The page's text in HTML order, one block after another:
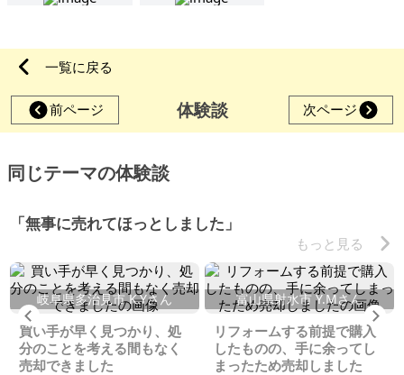
一覧に戻る
前ページ 体験談 次ページ
同じテーマの体験談
「無事に売れてほっとしました」
もっと見る
Previous
岐阜県多治見市 K.Yさん
買い手が早く見つかり、処
分のことを考える間もなく
売却できました
富山県射水市 Y.Mさん
リフォームする前提で購入
したものの、手に余ってし
まったため売却しました